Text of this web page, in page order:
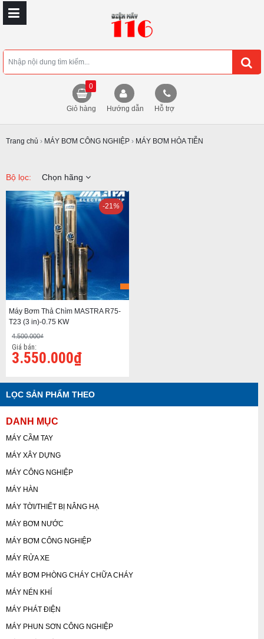
Giỏ hàng
0
Hướng dẫn Hỗ trợ
Trang chủ › MÁY BƠM CÔNG NGHIỆP › MÁY BƠM HỎA TIỄN
Bộ lọc: Chọn hãng
Máy Bơm Thả Chìm MASTRA R75-
T23 (3 in)-0.75 KW
4.500.000₫
Giá bán:
3.550.000₫
-21%
LỌC SẢN PHẨM THEO
DANH MỤC
MÁY CẦM TAY
MÁY XÂY DỰNG
MÁY CÔNG NGHIỆP
MÁY HÀN
MÁY TỜI/THIẾT BỊ NÂNG HẠ
MÁY BƠM NƯỚC
MÁY BƠM CÔNG NGHIỆP
MÁY RỬA XE
MÁY BƠM PHÒNG CHÁY CHỮA CHÁY
MÁY NÉN KHÍ
MÁY PHÁT ĐIỆN
MÁY PHUN SƠN CÔNG NGHIỆP